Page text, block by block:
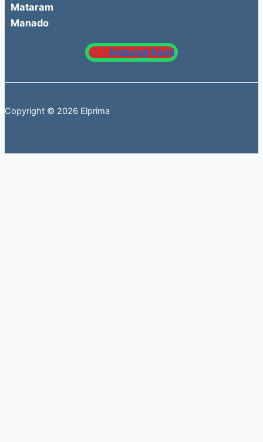
Mataram
Manado
Hubungi Kami
Copyright © 2026 Elprima